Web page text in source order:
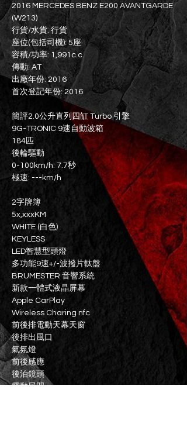
2016 MERCEDES BENZ E200 AVANTGARDE
(W213)
行貨/水貨: 行貨
座位(包括司機): 5座
容積/功率: 1,991c.c.
傳動: AT
出廠年份: 2016
首次登記年份: 2016
簡評2.0公升直列四缸 Turbo 引擎
9G-TRONIC 9速自動波箱
184匹
後輪驅動
0-100km/h: 7.7秒
極速: ---km/h
2字牌簿
5x,xxxKM
WHITE (白色)
KEYLESS
LED智慧型頭燈
多功能9速+/-波撥片軚盤
BRUMESTER 音響系統
新款一體式液晶屏幕
Apple CarPlay
Wireless Charing nfc
前後排電動天幕天窗
後排出風口
氣氛燈
前後感應
後泊鏡頭
電動尾門